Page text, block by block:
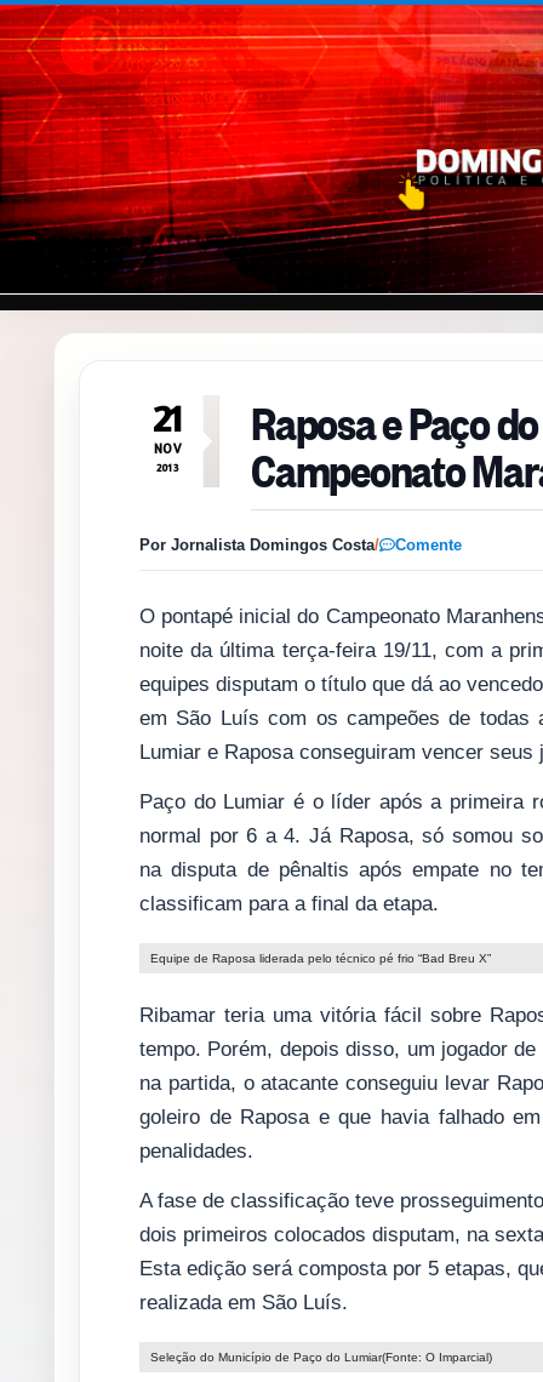
Pular para o conteúdo
21
NOV
2013
Raposa e Paço
Campeonato
Por Jornalista Domingos Costa/ Comente
O pontapé inicial do Campeonato
noite da última terça-feira 19/11, com a
equipes disputam o título que dá ao
em São Luís com os campeões de todas
Lumiar e Raposa conseguiram vencer
Paço do Lumiar é o líder após a primeira
normal por 6 a 4. Já Raposa, só somou
na disputa de pênaltis após empate no
classificam para a final da etapa.
Equipe de Raposa liderada pelo técnico pé frio “Bad Breu X”
Ribamar teria uma vitória fácil sobre
tempo. Porém, depois disso, um jogador
na partida, o atacante conseguiu levar
goleiro de Raposa e que havia falhado
penalidades.
A fase de classificação teve
dois primeiros colocados disputam, na
Esta edição será composta por 5 etapas,
realizada em São Luís.
Seleção do Município de Paço do Lumiar(Fonte: O Imparcial)